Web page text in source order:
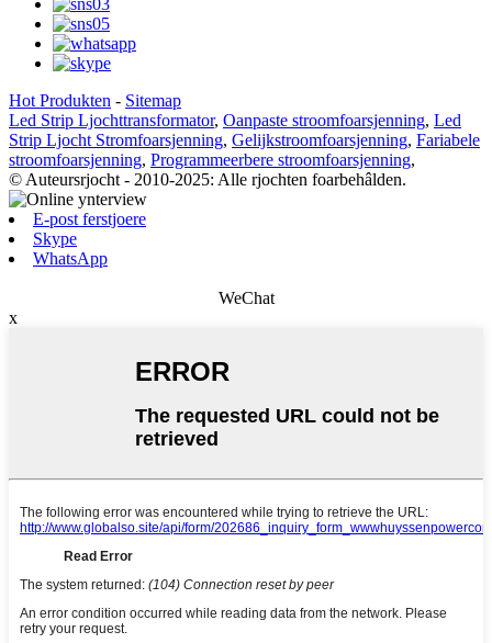
Hot Produkten - Sitemap
Led Strip Ljochttransformator, Oanpaste stroomfoarsjenning, Led
Strip Ljocht Stromfoarsjenning, Gelijkstroomfoarsjenning, Fariabele
stroomfoarsjenning, Programmeerbere stroomfoarsjenning,
© Auteursrjocht - 2010-2025: Alle rjochten foarbehâlden.
E-post ferstjoere
Skype
WhatsApp
WeChat
x